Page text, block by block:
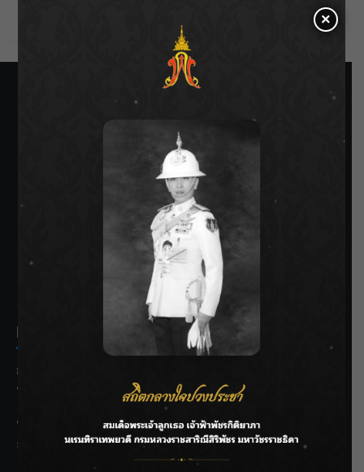
SIAMRATH VARIETY
THE BEST ENTERTAINMENT
Recent Posts
กรมชลฯ รับฟังประชาชน ติดตามแก้ปัญหาโครงการประตู
ระบายน้ำศรีสองรักฯ
‘แมน การิน’ แชร์ความเชื่อชวนคิด! “อยากกินอะไรหลังจาก
ลาโลกนี้ ให้ใส่บาตรสิ่งนั้นไว้ตอนยังมีชีวิต”
×